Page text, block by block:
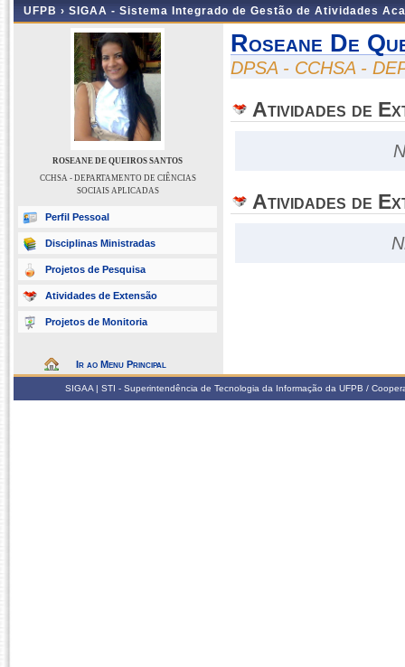
UFPB › SIGAA - Sistema Integrado de Gestão de Atividades
ROSEANE DE QUEIROS SANTOS
CCHSA - DEPARTAMENTO DE CIÊNCIAS
SOCIAIS APLICADAS
Perfil Pessoal
Disciplinas Ministradas
Projetos de Pesquisa
Atividades de Extensão
Projetos de Monitoria
Ir ao Menu Principal
Roseane De
DPSA - CCHSA -
Atividades de
Atividades de
SIGAA | STI - Superintendência de Tecnologia da Informação da UFPB /